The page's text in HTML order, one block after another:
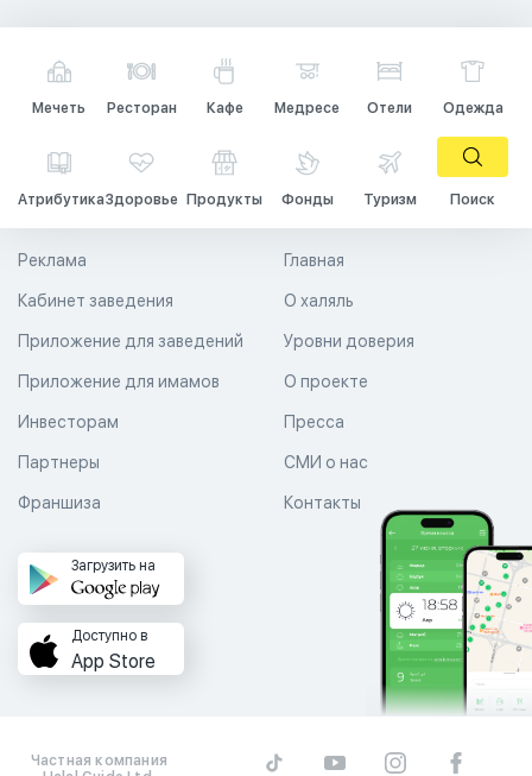
Мечеть Ресторан Кафе Медресе Отели Одежда
АтрибутикаЗдоровье Продукты Фонды Туризм Поиск
Главная
О халяль
Уровни доверия
Реклама
Кабинет заведения
Приложение для заведений
Приложение для имамов О проекте
Пресса
СМИ о нас
Контакты
Инвесторам
Партнеры
Франшиза
Загрузить на
Доступно в
App Store
Частная компания